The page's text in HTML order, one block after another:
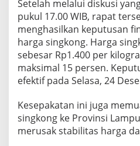
r
l
a
u
M
u
l
2
4
D
Setelah melalui diskusi
pukul 17.00 WIB, rapat
menghasilkan keputusan
harga singkong. Harga
sebesar Rp1.400 per
maksimal 15 persen.
efektif pada Selasa, 24
Kesepakatan ini juga
singkong ke Provinsi
merusak stabilitas harga